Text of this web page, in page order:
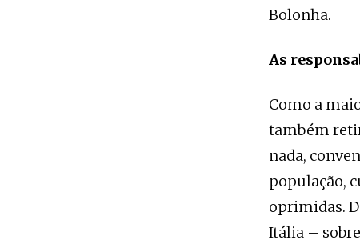
Bolonha.
As
Como a
também
nada,
população,
oprimidas.
Itália –